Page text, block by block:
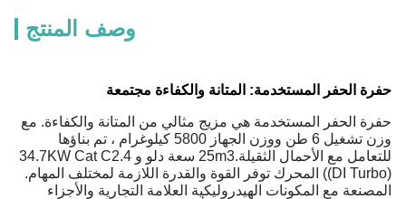
وصف المنتج
حفرة الحفر المستخدمة: المتانة والكفاءة مجتمعة
حفرة الحفر المستخدمة هي مزيج مثالي من المتانة والكفاءة. مع
وزن تشغيل 6 طن ووزن الجهاز 5800 كيلوغرام ، تم بناؤها
للتعامل مع الأحمال الثقيلة.25m3 سعة دلو و 34.7KW Cat C2.4
((DI Turbo) المحرك توفر القوة والقدرة اللازمة لمختلف المهام.
المصنعة مع المكونات الهيدروليكية العلامة التجارية والأجزاء